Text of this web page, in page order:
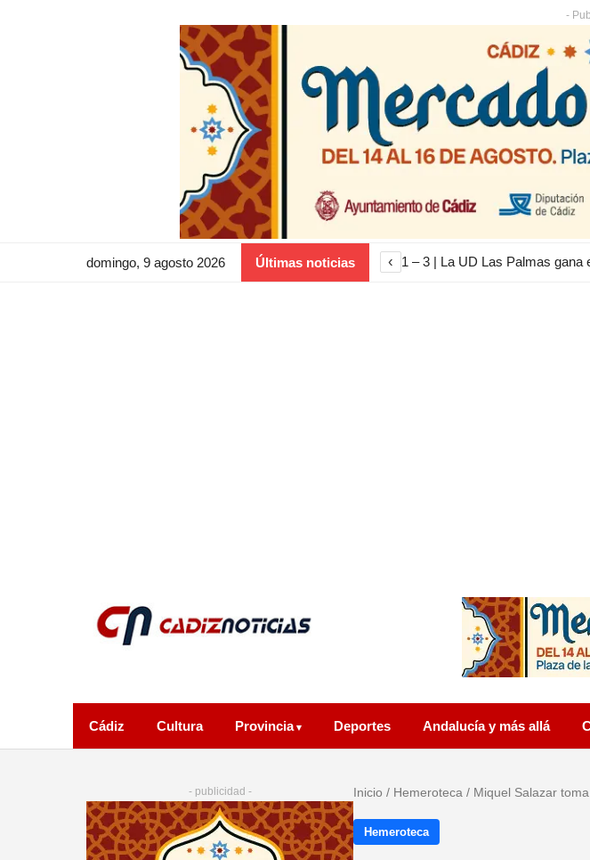
-
domingo, 9 agosto 2026 Últimas noticias ‹ 1 – 3 | La UD Las Palmas gana
Cádiz Cultura Provincia Deportes Andalucía y más allá
- publicidad - Inicio / Hemeroteca / Miquel Salazar
Hemeroteca